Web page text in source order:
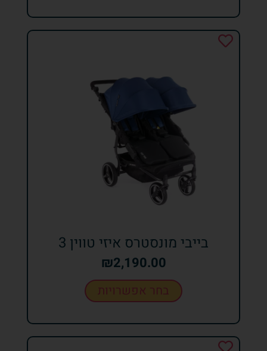
בייבי מונסטרס איזי טווין 3
₪2,190.00
בחר אפשרויות